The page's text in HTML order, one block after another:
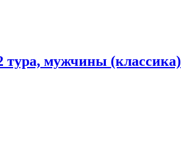
мужчины (классика)